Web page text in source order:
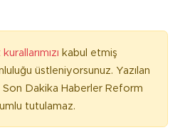
kabul etmiş
üstleniyorsunuz. Yazılan
Dakika Haberler Reform
tutulamaz.